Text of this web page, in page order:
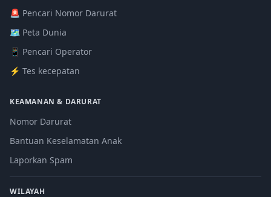
🚨 Pencari Nomor Darurat
🗺️ Peta Dunia
📱 Pencari Operator
⚡ Tes kecepatan
KEAMANAN & DARURAT
Nomor Darurat
Bantuan Keselamatan Anak
Laporkan Spam
WILAYAH